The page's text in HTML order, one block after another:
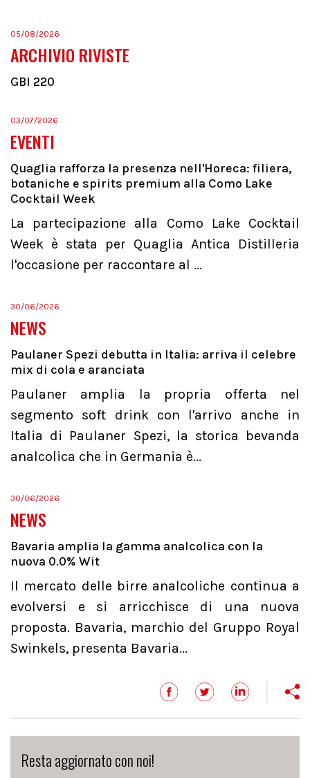
05/08/2026
ARCHIVIO RIVISTE
GBI 220
03/07/2026
EVENTI
Quaglia rafforza la presenza nell'Horeca: filiera,
botaniche e spirits premium alla Como Lake
Cocktail Week
La partecipazione alla Como Lake Cocktail
Week è stata per Quaglia Antica Distilleria
l'occasione per raccontare al ...
30/06/2026
NEWS
Paulaner Spezi debutta in Italia: arriva il celebre
mix di cola e aranciata
Paulaner amplia la propria offerta nel
segmento soft drink con l'arrivo anche in
Italia di Paulaner Spezi, la storica bevanda
analcolica che in Germania è...
30/06/2026
NEWS
Bavaria amplia la gamma analcolica con la
nuova 0.0% Wit
Il mercato delle birre analcoliche continua a
evolversi e si arricchisce di una nuova
proposta. Bavaria, marchio del Gruppo Royal
Swinkels, presenta Bavaria...
Resta aggiornato con noi!